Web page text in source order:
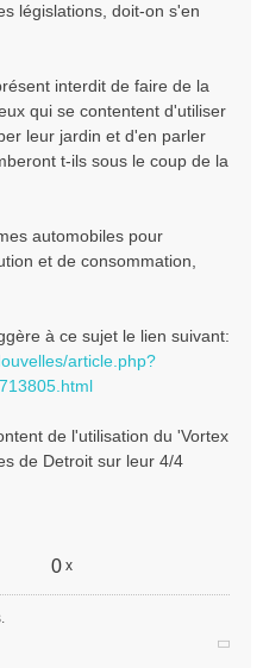
législations, doit-on s'en
interdit de faire de la
qui se contentent d'utiliser
leur jardin et d'en parler
t-ils sous le coup de la
automobiles pour
et de consommation,
à ce sujet le lien suivant:
article.php?
de l'utilisation du 'Vortex
de Detroit sur leur 4/4
0 x